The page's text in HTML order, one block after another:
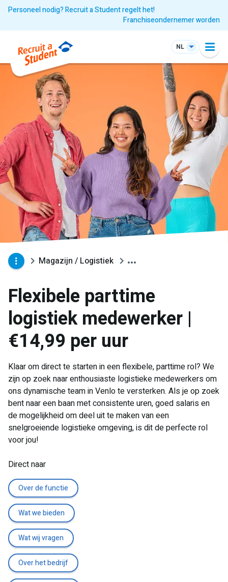
Personeel nodig? Recruit a Student regelt het!
Franchiseondernemer worden
NL
Magazijn / Logistiek
Flexibele parttime
logistiek medewerker |
€14,99 per uur
Klaar om direct te starten in een flexibele, parttime rol? We
zijn op zoek naar enthousiaste logistieke medewerkers om
ons dynamische team in Venlo te versterken. Als je op zoek
bent naar een baan met consistente uren, goed salaris en
de mogelijkheid om deel uit te maken van een
snelgroeiende logistieke omgeving, is dit de perfecte rol
voor jou!
Direct naar
Over de functie
Wat we bieden
Wat wij vragen
Over het bedrijf